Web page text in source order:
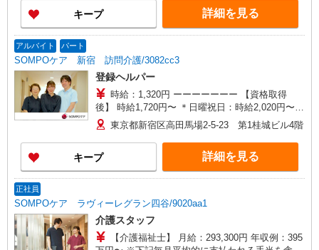
は勤続5年目までの方はさらに時給＋50円（再入社
者は除く）
キープ 詳細を見る
アルバイト パート
SOMPOケア 新宿 訪問介護/3082cc3
登録ヘルパー
時給：1,320円 ーーーーーーー 【資格取得
後】 時給1,720円〜 ＊日曜祝日：時給2,020円〜
ーーーーーーー
東京都新宿区高田馬場2-5-23 第1桂城ビル4階
キープ 詳細を見る
正社員
SOMPOケア ラヴィーレグラン四谷/9020aa1
介護スタッフ
【介護福祉士】 月給：293,300円 年収例：395